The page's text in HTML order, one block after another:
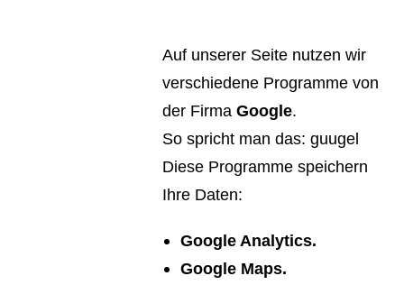
Auf unserer Seite nutzen wir
verschiedene Programme von
der Firma Google.
So spricht man das: guugel
Diese Programme speichern
Ihre Daten:
Google Analytics.
Google Maps.